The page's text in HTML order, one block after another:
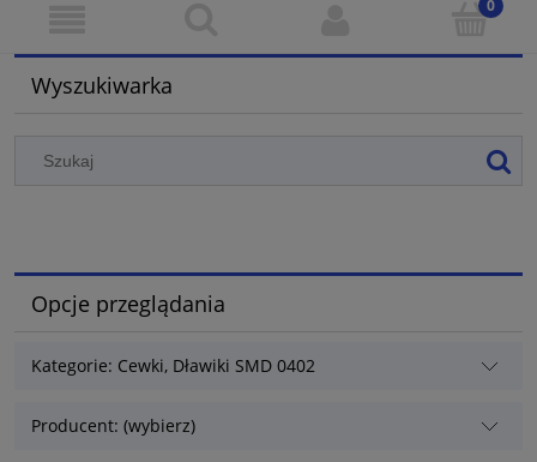
Wyszukiwarka
Opcje przeglądania
Kategorie: Cewki, Dławiki SMD 0402
Producent: (wybierz)